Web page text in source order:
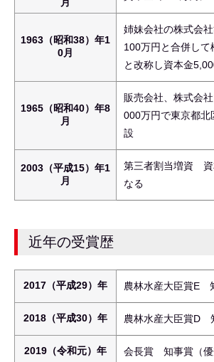
1963（昭和38）年1
0月
姉妹会社の株式会
100万円と合併して
と改称し資本金
1965（昭和40）年8
月
販売会社、株式会
000万円で東京都北
設
2003（平成15）年1
月
第三者割当増資 資
なる
近年の受賞歴
2017（平成29）年 農林水産大臣賞E
2018（平成30）年 農林水産大臣賞D
2019（令和元）年 会長賞 知事賞（優